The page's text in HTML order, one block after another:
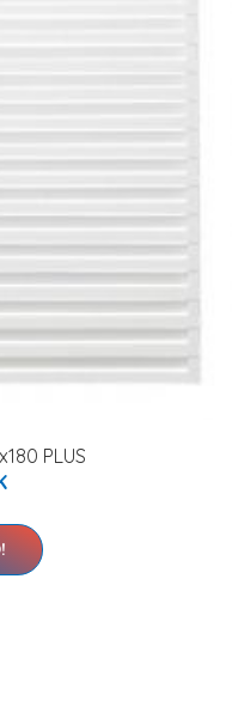
PLUS